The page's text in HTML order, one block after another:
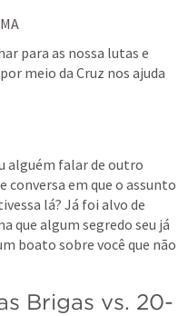
para as nossa lutas e
meio da Cruz nos ajuda
alguém falar de outro
conversa em que o assunto
lá? Já foi alvo de
que algum segredo seu já
boato sobre você que não
Brigas vs. 20-